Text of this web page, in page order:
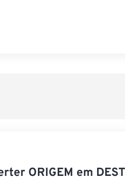
ORIGEM em